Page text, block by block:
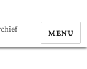
MENU